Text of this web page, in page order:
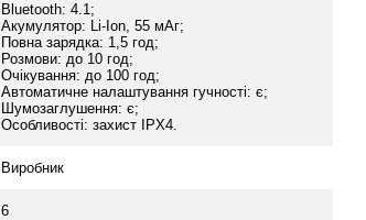
Bluetooth: 4.1;
Акумулятор: Li-Ion, 55 мАг;
Повна зарядка: 1,5 год;
Розмови: до 10 год;
Очікування: до 100 год;
Автоматичне налаштування гучності: є;
Шумозаглушення: є;
Особливості: захист IPX4.
Виробник
6